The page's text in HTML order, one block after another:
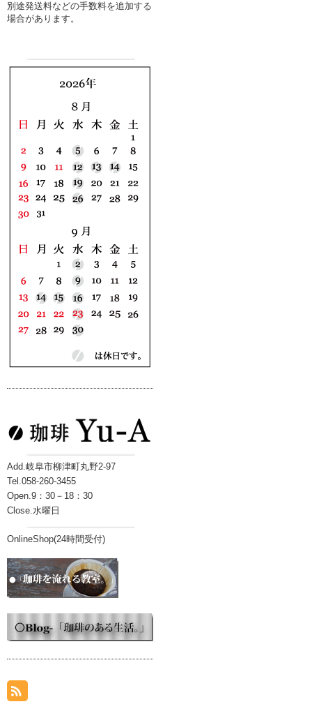
別途発送料などの手数料を追加する
場合があります。
Add.岐阜市柳津町丸野2-97
Tel.058-260-3455
Open.9：30－18：30
Close.水曜日
OnlineShop(24時間受付)